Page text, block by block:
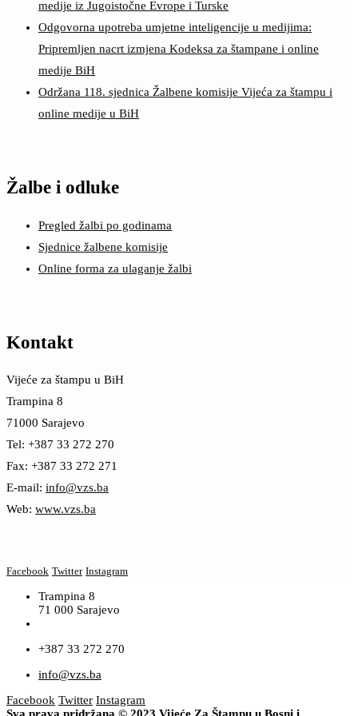
medije iz Jugoistočne Evrope i Turske
Odgovorna upotreba umjetne inteligencije u medijima:
Pripremljen nacrt izmjena Kodeksa za štampane i online
medije BiH
Održana 118. sjednica Žalbene komisije Vijeća za štampu i
online medije u BiH
Žalbe i odluke
Pregled žalbi po godinama
Sjednice žalbene komisije
Online forma za ulaganje žalbi
Kontakt
Vijeće za štampu u BiH
Trampina 8
71000 Sarajevo
Tel: +387 33 272 270
Fax: +387 33 272 271
E-mail: info@vzs.ba
Web: www.vzs.ba
Facebook Twitter Instagram
Trampina 8
71 000 Sarajevo
+387 33 272 270
info@vzs.ba
Facebook Twitter Instagram